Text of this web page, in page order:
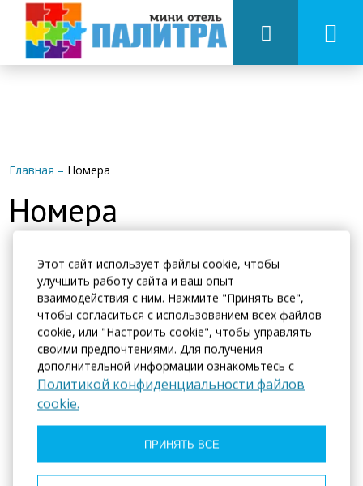
Этот сайт использует файлы cookie, чтобы
улучшить работу сайта и ваш опыт
взаимодействия с ним. Нажмите "Принять все",
чтобы согласиться с использованием всех файлов
cookie, или "Настроить cookie", чтобы управлять
своими предпочтениями. Для получения
дополнительной информации ознакомьтесь с
Политикой конфиденциальности файлов
cookie.
ПРИНЯТЬ ВСЕ
Главная – Номера
Номера
КОНТАКТЫ
Адрес:
Республика Башкортостан, г. Уфа, ул. Победы 18.
Телефон:
+7 917 743-48-21
WhatsApp:
8 917 743 48 21